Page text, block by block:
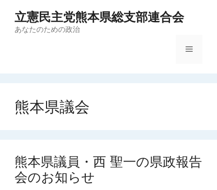
立憲民主党熊本県総支部連合会
あなたのための政治
メ
熊本県議会
熊本県議員・西 聖一の県政報告
会のお知らせ